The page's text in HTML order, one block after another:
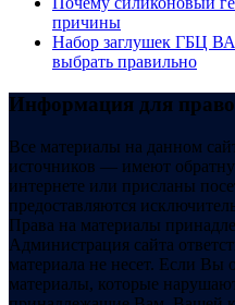
причины
Набор заглушек ГБЦ
выбрать правильно
Информация для
Все материалы на данном
источников — имеют
интернете или присланы
предоставляются
Права на материалы
Администрация сайта
материала не несет. Если Вы
материалы, которые